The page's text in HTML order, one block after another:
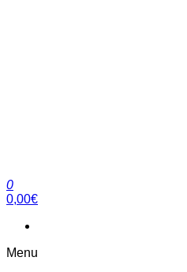
clubdial.fr
Tout est clair sur clubdial.fr !
0
0,00€
Menu